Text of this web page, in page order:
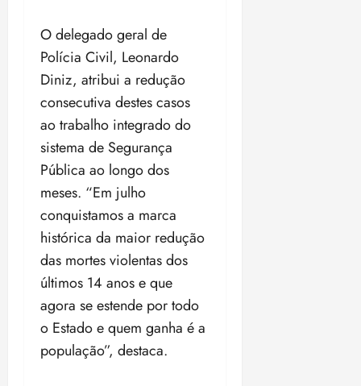
O delegado geral de
Polícia Civil, Leonardo
Diniz, atribui a redução
consecutiva destes casos
ao trabalho integrado do
sistema de Segurança
Pública ao longo dos
meses. “Em julho
conquistamos a marca
histórica da maior redução
das mortes violentas dos
últimos 14 anos e que
agora se estende por todo
o Estado e quem ganha é a
população”, destaca.